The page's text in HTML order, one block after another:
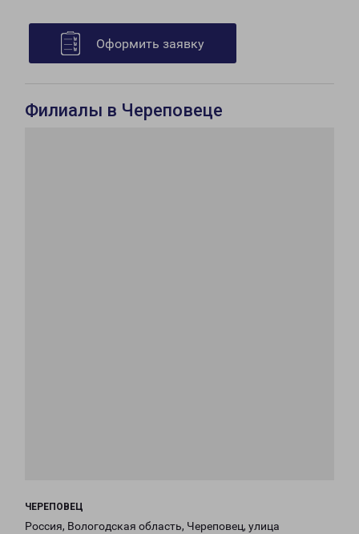
Оформить заявку
Филиалы в Череповеце
ЧЕРЕПОВЕЦ
Россия, Вологодская область, Череповец, улица